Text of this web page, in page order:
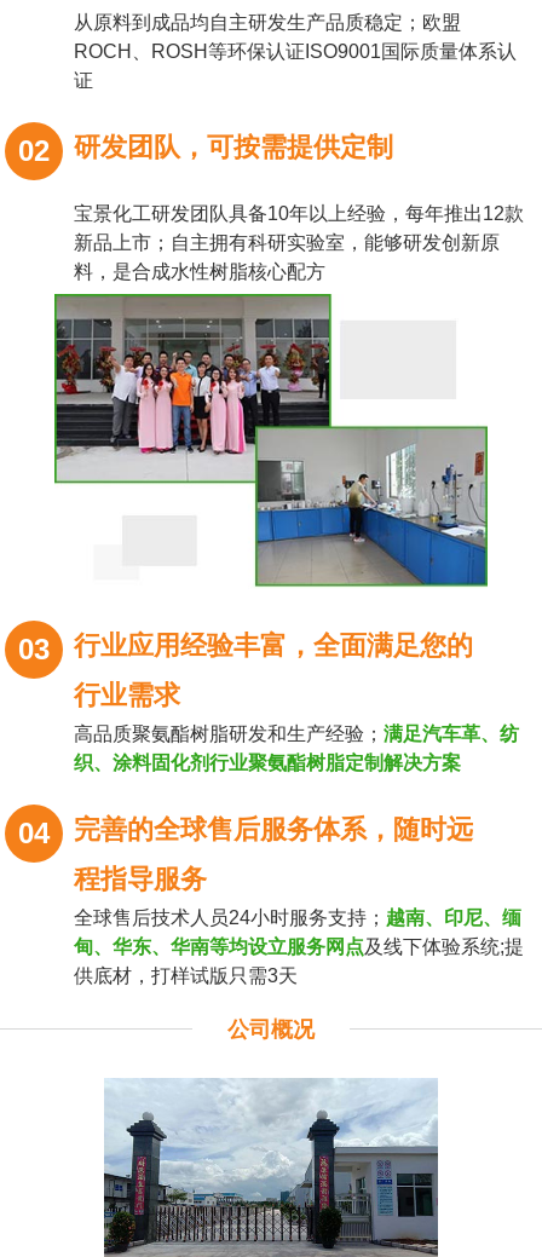
从原料到成品均自主研发生产品质稳定；欧盟
ROCH、ROSH等环保认证ISO9001国际质量体系认
证
02 研发团队，可按需提供定制
宝景化工研发团队具备10年以上经验，每年推出12款
新品上市；自主拥有科研实验室，能够研发创新原
料，是合成水性树脂核心配方
03
行业应用经验丰富，全面满足您的
行业需求
高品质聚氨酯树脂研发和生产经验； 满足汽车革、纺
织、涂料固化剂行业聚氨酯树脂定制解决方案
04
完善的全球售后服务体系，随时远
程指导服务
全球售后技术人员24小时服务支持； 越南、印尼、缅
甸、华东、华南等均设立服务网点及线下体验系统;提
供底材，打样试版只需3天
公司概况